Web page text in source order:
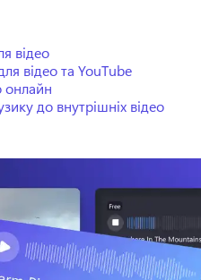
відео
відео та YouTube
онлайн
до внутрішніх відео